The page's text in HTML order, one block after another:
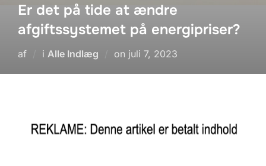
Er det på tide at ændre
afgiftssystemet på energipriser?
af i Alle Indlæg on Udgivet
juli 7, 2023